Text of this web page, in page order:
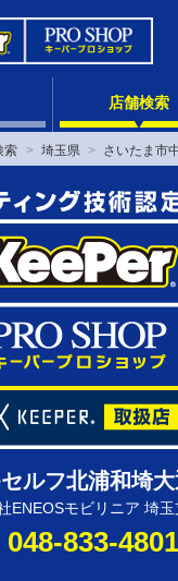
店舗検索
索 埼玉県 さいたま市
ルフ北浦和埼
ENEOSモビリニア 埼
048-833-4801